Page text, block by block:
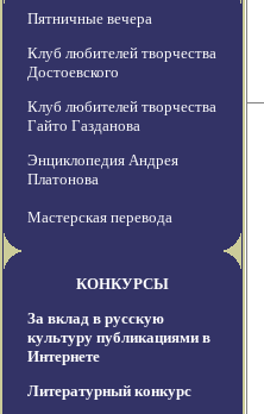
Пятничные вечера
Клуб любителей творчества
Достоевского
Клуб любителей творчества
Гайто Газданова
Энциклопедия Андрея
Платонова
Мастерская перевода
КОНКУРСЫ
За вклад в русскую
культуру публикациями в
Интернете
Литературный конкурс